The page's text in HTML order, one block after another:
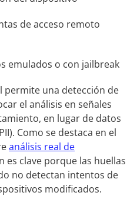
de acceso remoto
emulados o con jailbreak
permite una detección de
el análisis en señales
en lugar de datos
Como se destaca en el
análisis real de
es clave porque las huellas
no detectan intentos de
modificados.